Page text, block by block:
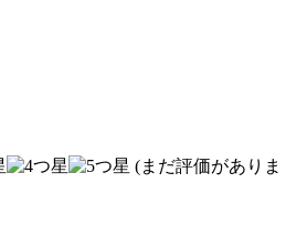
(まだ評価がありま